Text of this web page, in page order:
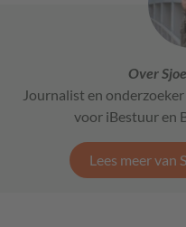
Over
Journalist en
voor iBestuur en
Lees meer van